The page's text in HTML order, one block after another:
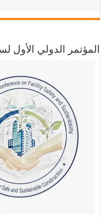
المؤتمر الدولي الأول